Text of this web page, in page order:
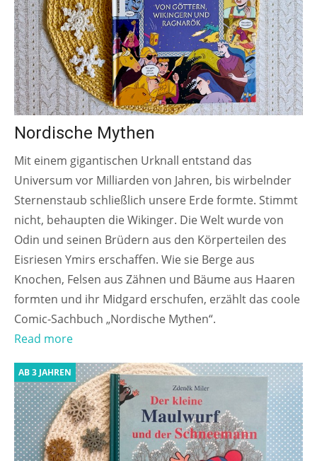
Nordische Mythen
Mit einem gigantischen Urknall entstand das
Universum vor Milliarden von Jahren, bis wirbelnder
Sternenstaub schließlich unsere Erde formte. Stimmt
nicht, behaupten die Wikinger. Die Welt wurde von
Odin und seinen Brüdern aus den Körperteilen des
Eisriesen Ymirs erschaffen. Wie sie Berge aus
Knochen, Felsen aus Zähnen und Bäume aus Haaren
formten und ihr Midgard erschufen, erzählt das coole
Comic-Sachbuch „Nordische Mythen“.
Read more
AB 3 JAHREN